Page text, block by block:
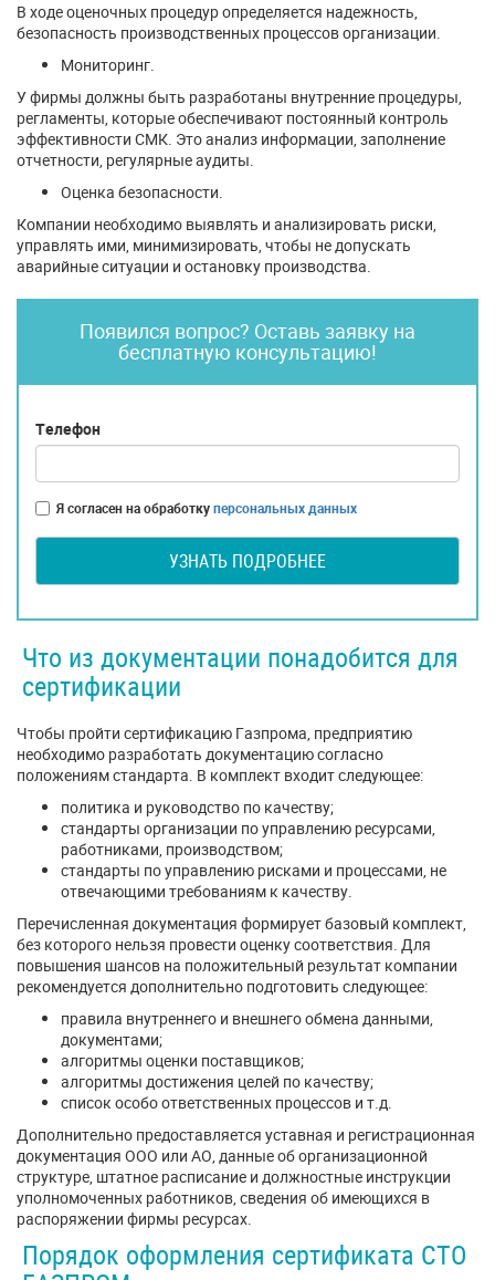
В ходе оценочных процедур определяется надежность,
безопасность производственных процессов организации.
Мониторинг.
У фирмы должны быть разработаны внутренние процедуры,
регламенты, которые обеспечивают постоянный контроль
эффективности СМК. Это анализ информации, заполнение
отчетности, регулярные аудиты.
Оценка безопасности.
Компании необходимо выявлять и анализировать риски,
управлять ими, минимизировать, чтобы не допускать
аварийные ситуации и остановку производства.
Появился вопрос? Оставь заявку на
бесплатную консультацию!
Телефон
Я согласен на обработкуперсональных данных
УЗНАТЬ ПОДРОБНЕЕ
Что из документации понадобится для
сертификации
Чтобы пройти сертификацию Газпрома, предприятию
необходимо разработать документацию согласно
положениям стандарта. В комплект входит следующее:
политика и руководство по качеству;
стандарты организации по управлению ресурсами,
работниками, производством;
стандарты по управлению рисками и процессами, не
отвечающими требованиям к качеству.
Перечисленная документация формирует базовый комплект,
без которого нельзя провести оценку соответствия. Для
повышения шансов на положительный результат компании
рекомендуется дополнительно подготовить следующее:
правила внутреннего и внешнего обмена данными,
документами;
алгоритмы оценки поставщиков;
алгоритмы достижения целей по качеству;
список особо ответственных процессов и т.д.
Дополнительно предоставляется уставная и регистрационная
документация ООО или АО, данные об организационной
структуре, штатное расписание и должностные инструкции
уполномоченных работников, сведения об имеющихся в
распоряжении фирмы ресурсах.
Порядок оформления сертификата СТО